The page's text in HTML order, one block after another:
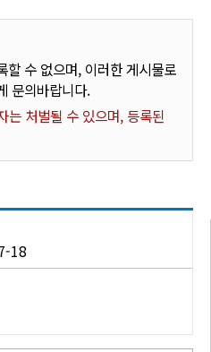
할 수 없으며, 이러한 게시물로
문의바랍니다.
는 처벌될 수 있으며, 등록된
18